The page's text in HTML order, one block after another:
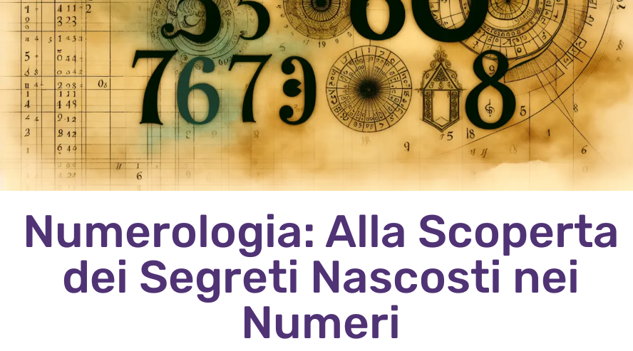
Numerologia: Alla Scoperta
dei Segreti Nascosti nei
Numeri